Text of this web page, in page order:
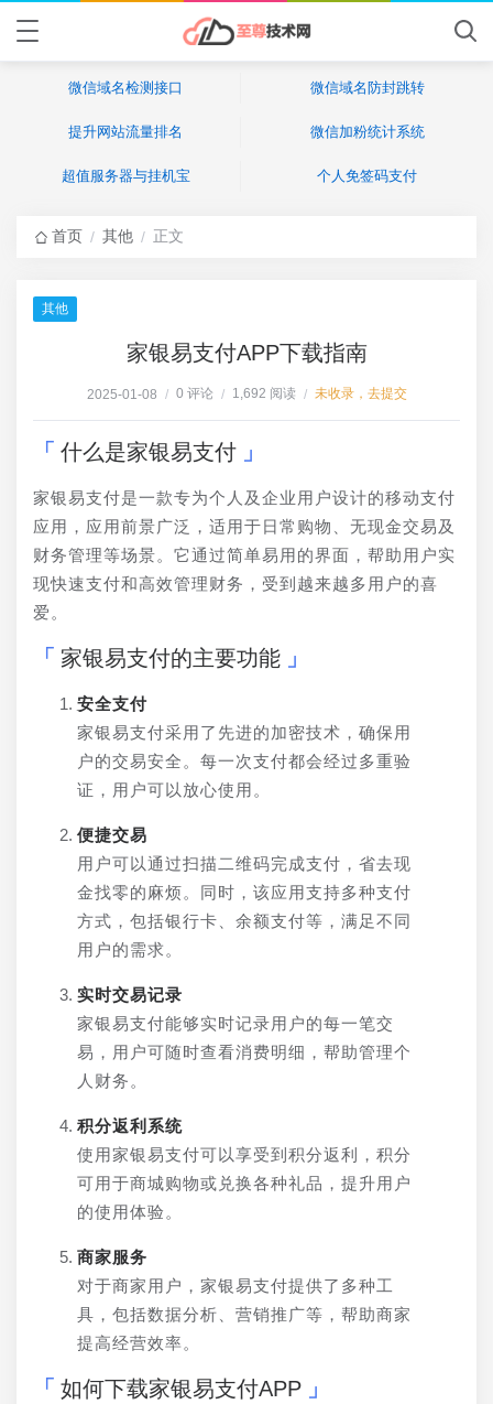
微信域名检测接口 微信域名防封跳转
提升网站流量排名 微信加粉统计系统
超值服务器与挂机宝 个人免签码支付
首页 / 其他 / 正文
其他
家银易支付APP下载指南
2025-01-08 / 0 评论 / 1,692 阅读 / 未收录，去提交
什么是家银易支付
家银易支付是一款专为个人及企业用户设计的移动支付
应用，应用前景广泛，适用于日常购物、无现金交易及
财务管理等场景。它通过简单易用的界面，帮助用户实
现快速支付和高效管理财务，受到越来越多用户的喜
爱。
家银易支付的主要功能
安全支付
家银易支付采用了先进的加密技术，确保用
户的交易安全。每一次支付都会经过多重验
证，用户可以放心使用。
便捷交易
用户可以通过扫描二维码完成支付，省去现
金找零的麻烦。同时，该应用支持多种支付
方式，包括银行卡、余额支付等，满足不同
用户的需求。
实时交易记录
家银易支付能够实时记录用户的每一笔交
易，用户可随时查看消费明细，帮助管理个
人财务。
积分返利系统
使用家银易支付可以享受到积分返利，积分
可用于商城购物或兑换各种礼品，提升用户
的使用体验。
商家服务
对于商家用户，家银易支付提供了多种工
具，包括数据分析、营销推广等，帮助商家
提高经营效率。
如何下载家银易支付APP